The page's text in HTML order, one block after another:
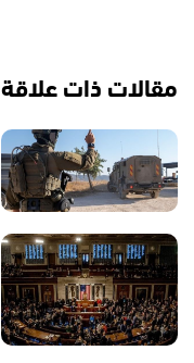
مقالات ذات علاقة